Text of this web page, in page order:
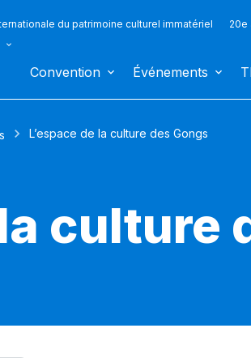
du patrimoine culturel immatériel 20e
Convention Événements
L’espace de la culture des Gongs
culture